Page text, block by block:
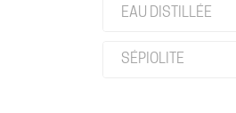
EAU DISTILLÉE
SÉPIOLITE